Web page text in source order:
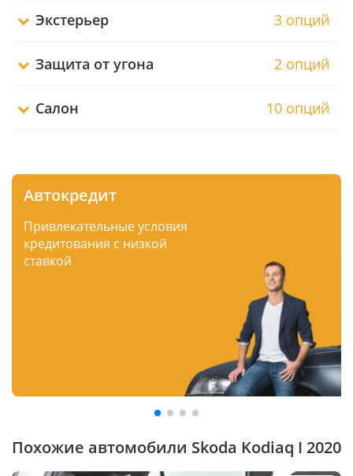
Экстерьер 3 опций
Защита от угона 2 опций
Салон 10 опций
Автокредит
Привлекательные условия
кредитования с низкой
ставкой
Похожие автомобили Skoda Kodiaq I 2020